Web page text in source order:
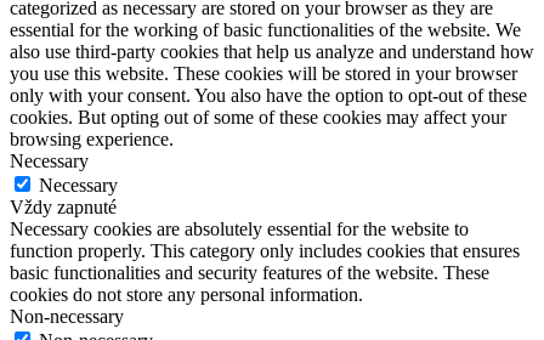
categorized as necessary are stored on your browser as they are
essential for the working of basic functionalities of the website. We
also use third-party cookies that help us analyze and understand how
you use this website. These cookies will be stored in your browser
only with your consent. You also have the option to opt-out of these
cookies. But opting out of some of these cookies may affect your
browsing experience.
Necessary
Necessary
Vždy zapnuté
Necessary cookies are absolutely essential for the website to
function properly. This category only includes cookies that ensures
basic functionalities and security features of the website. These
cookies do not store any personal information.
Non-necessary